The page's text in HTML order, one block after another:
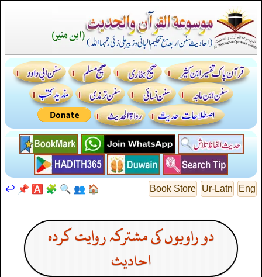
Eng
Ur-Latn
Book Store
🏠
👥
🔍
🧩
🅰️
📌
↩️
دو راویوں کی مشترکہ روایت کردہ
احادیث